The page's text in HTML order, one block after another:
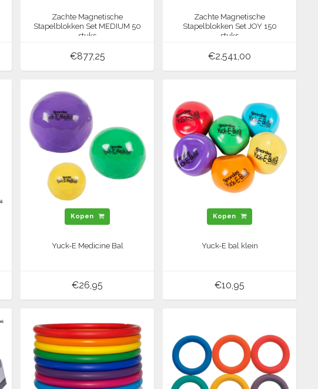
Zachte Magnetische
Stapelblokken Set MEDIUM 50
stuks
€877,25
Zachte Magnetische
Stapelblokken Set JOY 150
stuks
€2.541,00
Kopen
Yuck-E Medicine Bal
€26,95
Kopen
Yuck-E bal klein
€10,95